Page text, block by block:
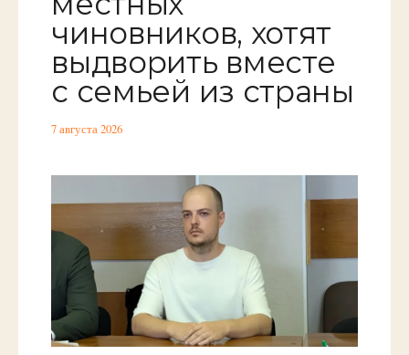
чиновников, хотят
выдворить вместе
с семьей из страны
7 августа 2026